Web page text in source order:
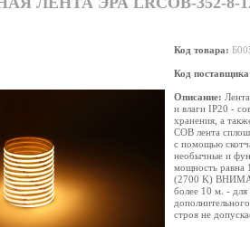
Код товара:
Код
Описание:
и влаги IP20 -
хранения, а
СОВ лента
с помощью
необычные и
мощность равна
(2700 K)
более 10 м. - для
строя не